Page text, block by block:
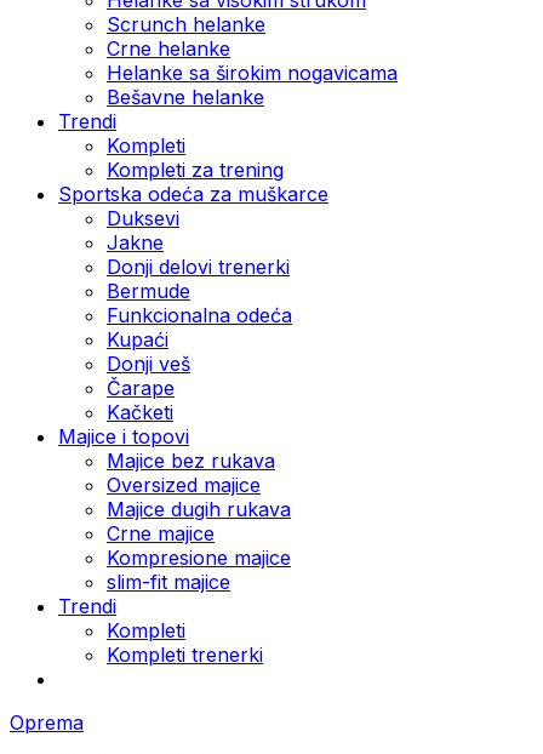
Scrunch helanke
Crne helanke
Helanke sa širokim nogavicama
Bešavne helanke
Trendi
Kompleti
Kompleti za trening
Sportska odeća za muškarce
Duksevi
Jakne
Donji delovi trenerki
Bermude
Funkcionalna odeća
Kupaći
Donji veš
Čarape
Kačketi
Majice i topovi
Majice bez rukava
Oversized majice
Majice dugih rukava
Crne majice
Kompresione majice
slim-fit majice
Trendi
Kompleti
Kompleti trenerki
Oprema